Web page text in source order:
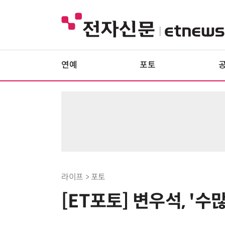
연예 포토
라이프 > 포토
[ET포토] 변우석, '수